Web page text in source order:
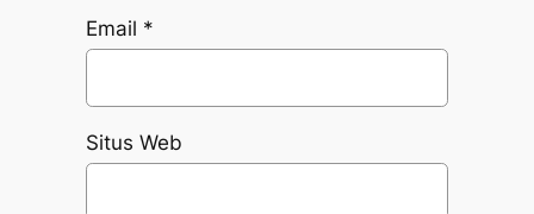
Email *
Situs Web